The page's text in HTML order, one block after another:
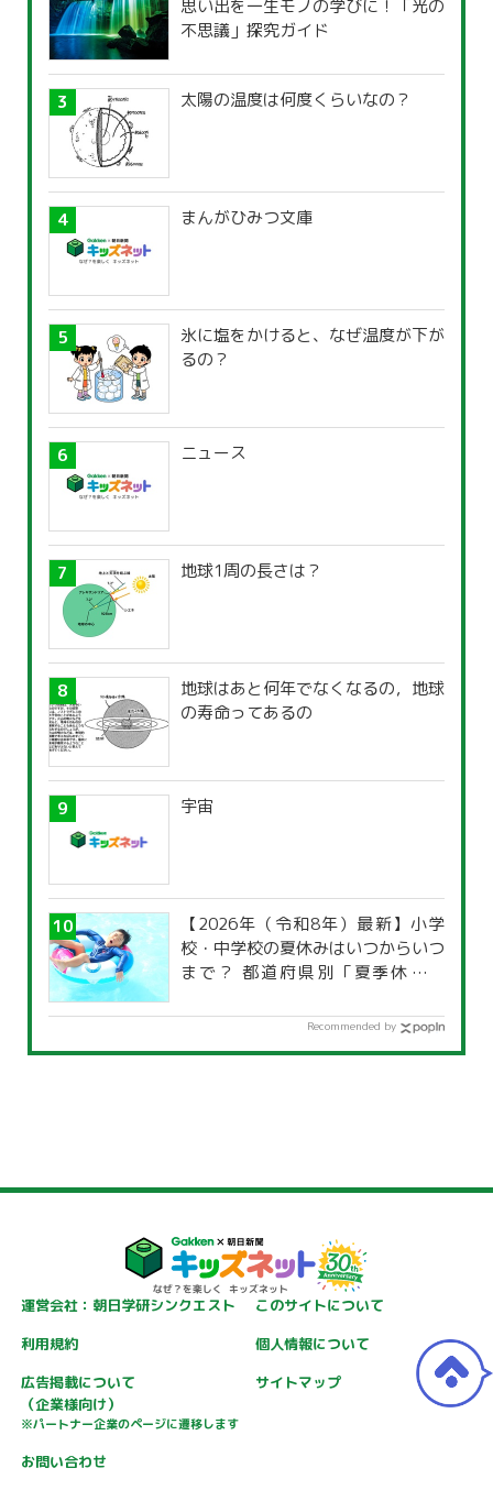
思い出を一生モノの学びに！「光の
不思議」探究ガイド
太陽の温度は何度くらいなの？
まんがひみつ文庫
氷に塩をかけると、なぜ温度が下が
るの？
ニュース
地球1周の長さは？
地球はあと何年でなくなるの，地球
の寿命ってあるの
宇宙
【2026年（令和8年）最新】小学
校・中学校の夏休みはいつからいつ
まで？ 都道府県別「夏季休暇一
Recommended by
運営会社：朝日学研シンクエスト
このサイトについて
利用規約
個人情報について
広告掲載について
（企業様向け）
※パートナー企業のページに遷移します
サイトマップ
お問い合わせ